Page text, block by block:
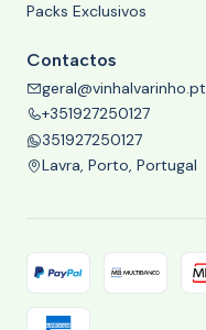
Packs Exclusivos
Contactos
geral@vinhalvarinho.pt
+351927250127
351927250127
Lavra, Porto, Portugal